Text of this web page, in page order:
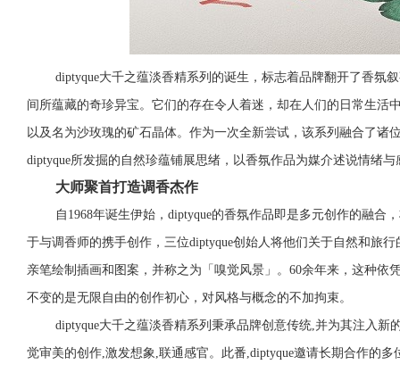
diptyque大千之蕴淡香精系列的诞生，标志着品牌翻开了香氛
间所蕴藏的奇珍异宝。它们的存在令人着迷，却在人们的日常生活
以及名为沙玫瑰的矿石晶体。作为一次全新尝试，该系列融合了诸
diptyque所发掘的自然珍蕴铺展思绪，以香氛作品为媒介述说情绪与
大师聚首打造调香杰作
自1968年诞生伊始，diptyque的香氛作品即是多元创作的融合
于与调香师的携手创作，三位diptyque创始人将他们关于自然和旅
亲笔绘制插画和图案，并称之为「嗅觉风景」。60余年来，这种依
不变的是无限自由的创作初心，对风格与概念的不加拘束。
diptyque大千之蕴淡香精系列秉承品牌创意传统,并为其注入新
觉审美的创作,激发想象,联通感官。此番,diptyque邀请长期合作的多